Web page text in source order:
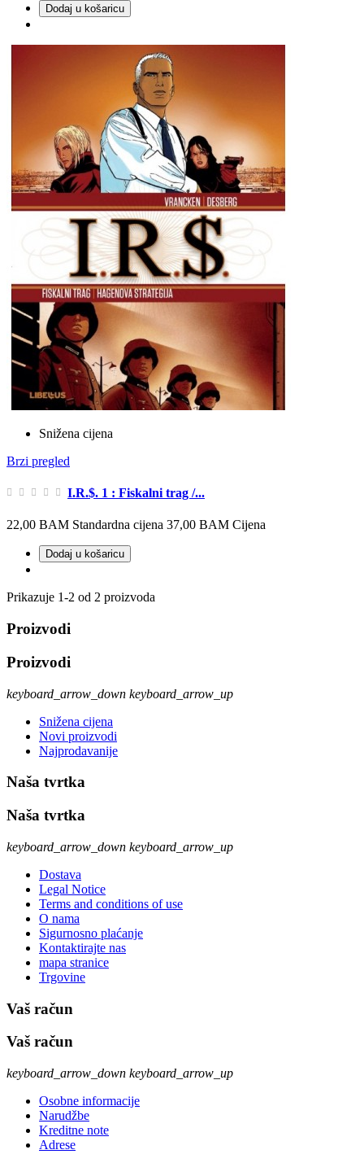
Dodaj u košaricu
Snižena cijena
Brzi pregled
I.R.$. 1 : Fiskalni trag /...
22,00 BAM Standardna cijena 37,00 BAM Cijena
Dodaj u košaricu
Prikazuje 1-2 od 2 proizvoda
Proizvodi
Proizvodi
keyboard_arrow_down keyboard_arrow_up
Snižena cijena
Novi proizvodi
Najprodavanije
Naša tvrtka
Naša tvrtka
keyboard_arrow_down keyboard_arrow_up
Dostava
Legal Notice
Terms and conditions of use
O nama
Sigurnosno plaćanje
Kontaktirajte nas
mapa stranice
Trgovine
Vaš račun
Vaš račun
keyboard_arrow_down keyboard_arrow_up
Osobne informacije
Narudžbe
Kreditne note
Adrese